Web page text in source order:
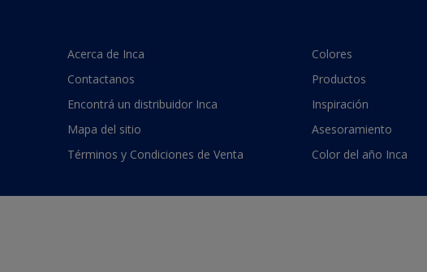
Acerca de Inca
Contactanos
Encontrá un distribuidor Inca
Mapa del sitio
Términos y Condiciones de Venta
Colores
Productos
Inspiración
Asesoramiento
Color del año Inca